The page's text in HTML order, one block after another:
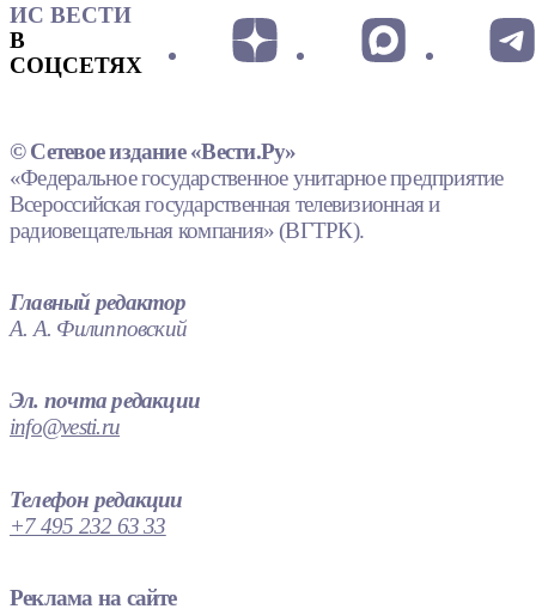
ИС ВЕСТИ
В
СОЦСЕТЯХ
© Сетевое издание «Вести.Ру»
«Федеральное государственное унитарное предприятие
Всероссийская государственная телевизионная и
радиовещательная компания» (ВГТРК).
Главный редактор
А. А. Филипповский
Эл. почта редакции
info@vesti.ru
Телефон редакции
+7 495 232 63 33
Реклама на сайте